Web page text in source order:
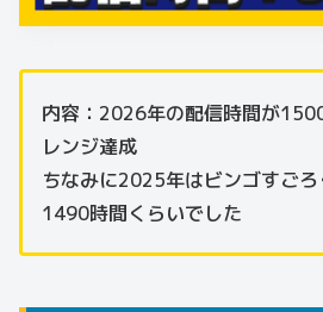
内容：2026年の配信時間が
レンジ達成
ちなみに2025年はビンゴすご
1490時間くらいでした